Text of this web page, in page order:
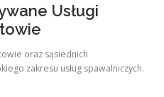
Usługi
oraz sąsiednich
zakresu usług spawalniczych.